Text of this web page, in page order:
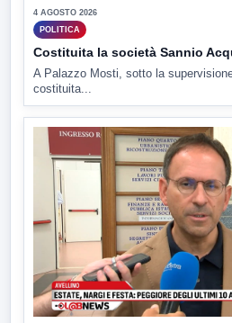
4 AGOSTO 2026
POLITICA
Costituita la società Sannio
A Palazzo Mosti, sotto la
costituita...